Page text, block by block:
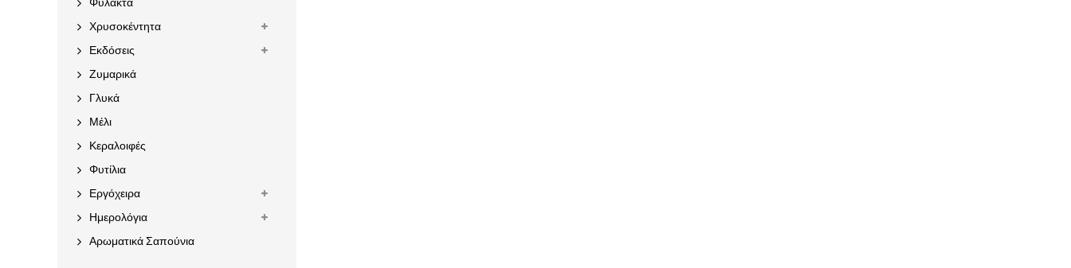
Χρυσοκέντητα
Εκδόσεις
Ζυμαρικά
Γλυκά
Μέλι
Κεραλοιφές
Φυτίλια
Εργόχειρα
Ημερολόγια
Αρωματικά Σαπούνια